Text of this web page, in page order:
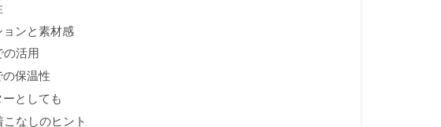
ョンと素材感
の活用
保温性
としても
なしのヒント